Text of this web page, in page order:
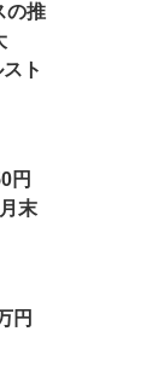
の推
ト
円
末
円